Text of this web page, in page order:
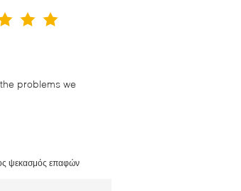
problems we
ψεκασμός επαφών